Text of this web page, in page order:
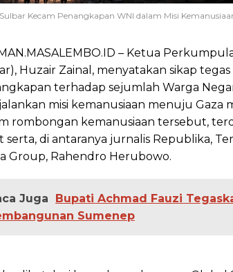
Kecam Penangkapan WNI dalam Misi
– Ketua
Huzair Zainal, menyatakan sikap
terhadap sejumlah Warga
misi kemanusiaan menuju Gaza
rombongan kemanusiaan tersebut,
di antaranya jurnalis Republika,
Group, Rahendro Herubowo.
Juga
Bupati Achmad Fauzi
Sumenep